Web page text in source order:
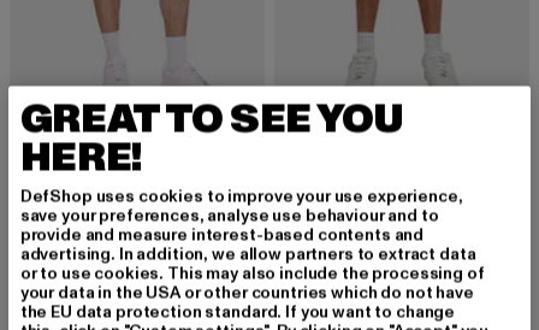
URBAN CLASSICS
New Shorts
17,84 EUR
Derzeitiger Preis: 17,84 EUR
34,99 EUR
URBAN CLASSICS
GREAT TO SEE YOU
HERE!
DefShop uses cookies to improve your use experience,
save your preferences, analyse use behaviour and to
provide and measure interest-based contents and
advertising. In addition, we allow partners to extract data
or to use cookies. This may also include the processing of
your data in the USA or other countries which do not have
the EU data protection standard. If you want to change